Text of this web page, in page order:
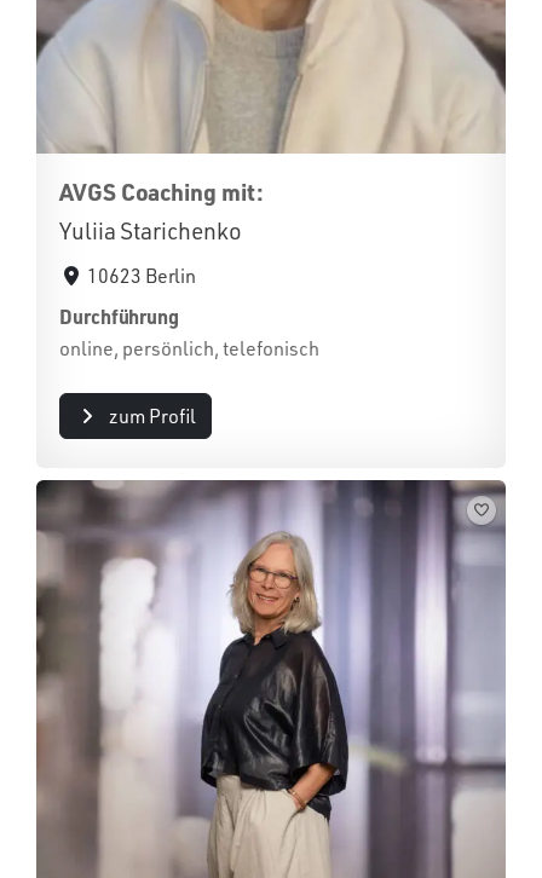
AVGS Coaching mit:
Yuliia Starichenko
10623 Berlin
Durchführung
online, persönlich, telefonisch
zum Profil